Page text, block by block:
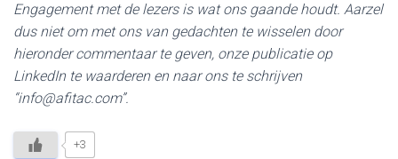
Engagement met de lezers is wat ons gaande houdt. Aarzel
dus niet om met ons van gedachten te wisselen door
hieronder commentaar te geven, onze publicatie op
LinkedIn te waarderen en naar ons te schrijven
“info@afitac.com”.
+3